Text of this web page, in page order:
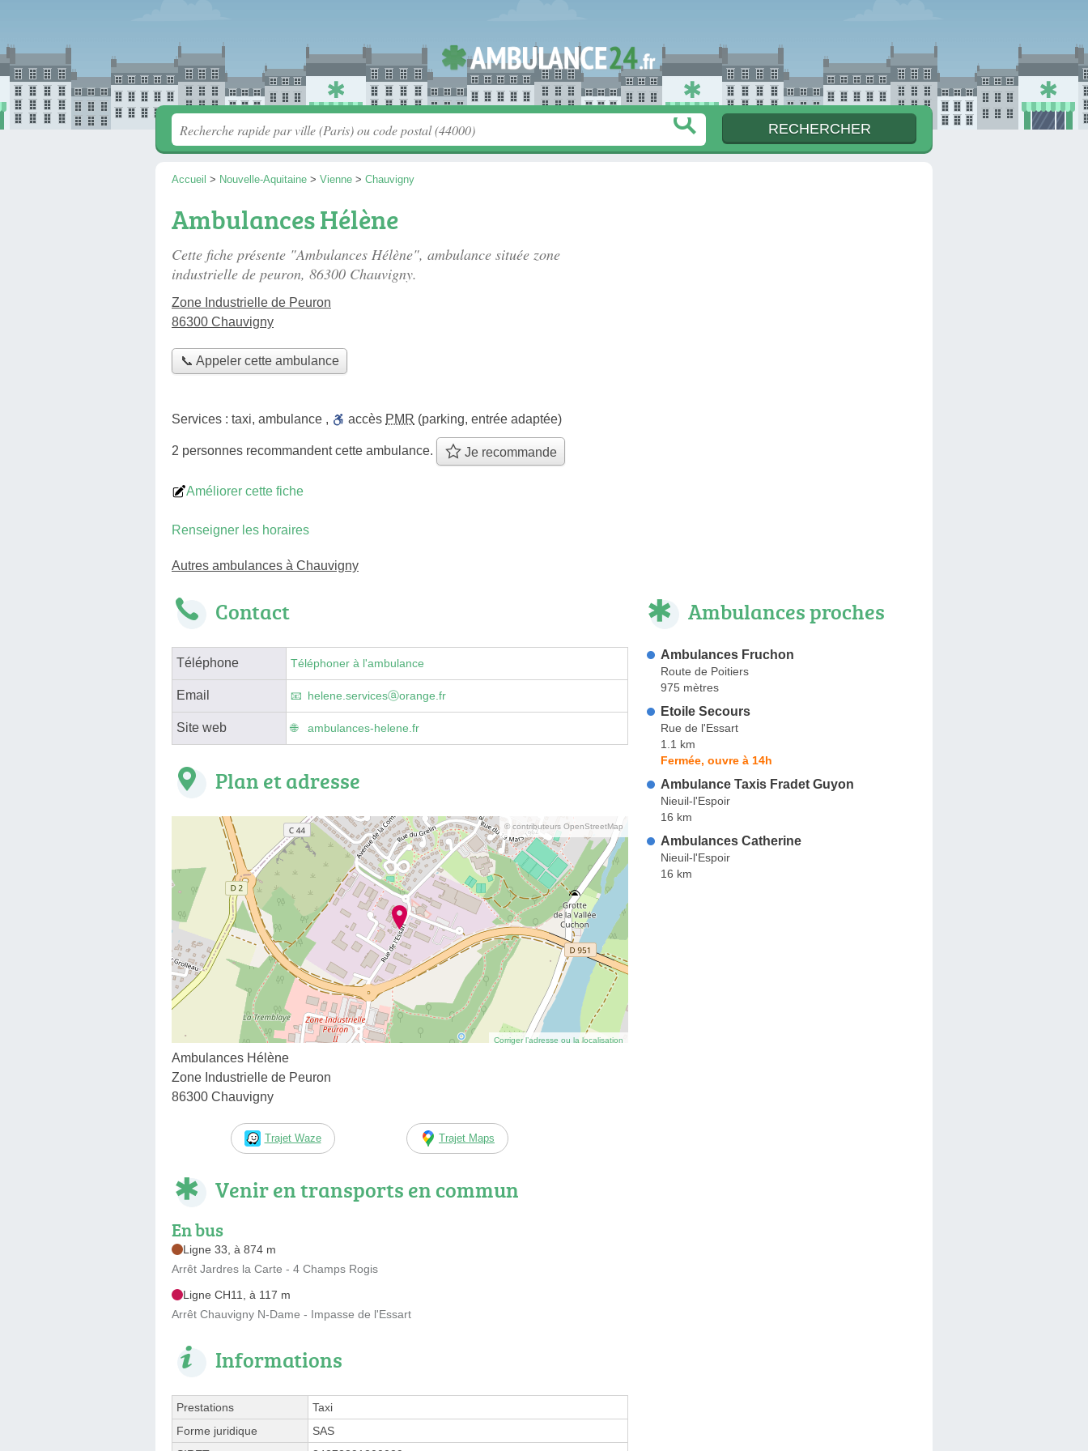
Accueil > Nouvelle-Aquitaine > Vienne > Chauvigny
Ambulances Hélène
Cette fiche présente "Ambulances Hélène", ambulance située zone
industrielle de peuron, 86300 Chauvigny.
Zone Industrielle de Peuron
86300 Chauvigny
📞 Appeler cette ambulance
Services : taxi, ambulance , accès PMR (parking, entrée adaptée)
2 personnes recommandentcette ambulance. Je recommande
Améliorer cette fiche
Renseigner les horaires
Autres ambulances à Chauvigny
Contact
Téléphone Téléphoner à l'ambulance
Email helene.servicesⓐorange.fr
Site web ambulances-helene.fr
Plan et adresse
© contributeurs OpenStreetMap
Corriger l’adresse ou la localisation
Ambulances Hélène
Zone Industrielle de Peuron
86300 Chauvigny
Trajet Waze Trajet Maps
Venir en transports en commun
En bus
Ligne 33, à 874 m
Arrêt Jardres la Carte - 4 Champs Rogis
Ligne CH11, à 117 m
Arrêt Chauvigny N-Dame - Impasse de l'Essart
Informations
Prestations
Taxi
Forme juridique
SAS
Ambulances proches
Ambulances Fruchon
Route de Poitiers
975 mètres
Etoile Secours
Rue de l'Essart
1.1 km
Fermée, ouvre à 14h
Ambulance Taxis Fradet Guyon
Nieuil-l'Espoir
16 km
Ambulances Catherine
Nieuil-l'Espoir
16 km